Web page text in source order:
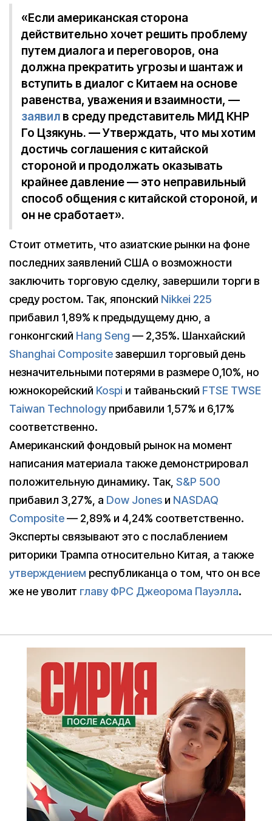
«Если американская сторона
действительно хочет решить проблему
путем диалога и переговоров, она
должна прекратить угрозы и шантаж и
вступить в диалог с Китаем на основе
равенства, уважения и взаимности, —
заявил в среду представитель МИД КНР
Го Цзякунь. —Утверждать, что мы хотим
достичь соглашения с китайской
стороной и продолжать оказывать
крайнее давление — это неправильный
способ общения с китайской стороной, и
он не сработает».
Стоит отметить, что азиатские рынки на фоне
последних заявлений США о возможности
заключить торговую сделку, завершили торги в
среду ростом. Так, японский Nikkei 225
прибавил 1,89% к предыдущему дню, а
гонконгский Hang Seng — 2,35%. Шанхайский
Shanghai Compositeзавершил торговый день
незначительными потерями в размере 0,10%, но
южнокорейский Kospi и тайваньский FTSE TWSE
Taiwan Technology прибавили 1,57% и 6,17%
соответственно.
Американский фондовый рынок на момент
написания материала также демонстрировал
положительную динамику. Так, S&P 500
прибавил 3,27%, а Dow Jones и NASDAQ
Composite— 2,89% и 4,24% соответственно.
Эксперты связывают это с послаблением
риторики Трампа относительно Китая, а также
утверждением республиканца о том, что он все
же не уволит главу ФРС Джеорома Пауэлла.